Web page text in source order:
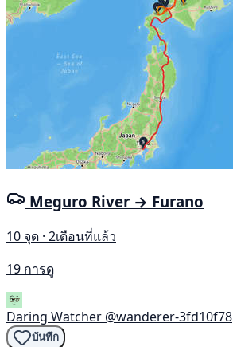
Meguro River → Furano
10 จุด · 2เดือนที่แล้ว
19 การดู
Daring Watcher @wanderer-3fd10f78
บันทึก